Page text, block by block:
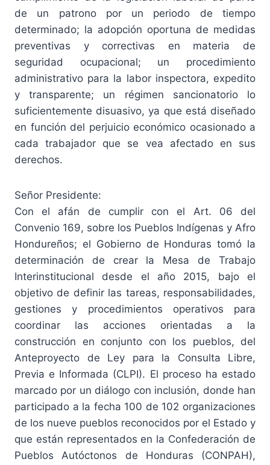
de un patrono por un periodo de tiempo
determinado; la adopción oportuna de medidas
preventivas y correctivas en materia de
seguridad ocupacional; un procedimiento
administrativo para la labor inspectora, expedito
y transparente; un régimen sancionatorio lo
suficientemente disuasivo, ya que está diseñado
en función del perjuicio económico ocasionado a
cada trabajador que se vea afectado en sus
derechos.
Señor Presidente:
Con el afán de cumplir con el Art. 06 del
Convenio 169, sobre los Pueblos Indígenas y Afro
Hondureños; el Gobierno de Honduras tomó la
determinación de crear la Mesa de Trabajo
Interinstitucional desde el año 2015, bajo el
objetivo de definir las tareas, responsabilidades,
gestiones y procedimientos operativos para
coordinar las acciones orientadas a la
construcción en conjunto con los pueblos, del
Anteproyecto de Ley para la Consulta Libre,
Previa e Informada (CLPI). El proceso ha estado
marcado por un diálogo con inclusión, donde han
participado a la fecha 100 de 102 organizaciones
de los nueve pueblos reconocidos por el Estado y
que están representados en la Confederación de
Pueblos Autóctonos de Honduras (CONPAH),